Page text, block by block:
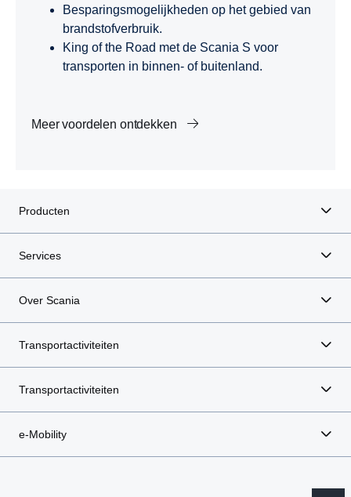
Besparingsmogelijkheden op het gebied van
brandstofverbruik.
King of the Road met de Scania S voor
transporten in binnen- of buitenland.
Meer voordelen ontdekken
Producten
Services
Over Scania
Transportactiviteiten
Transportactiviteiten
e-Mobility